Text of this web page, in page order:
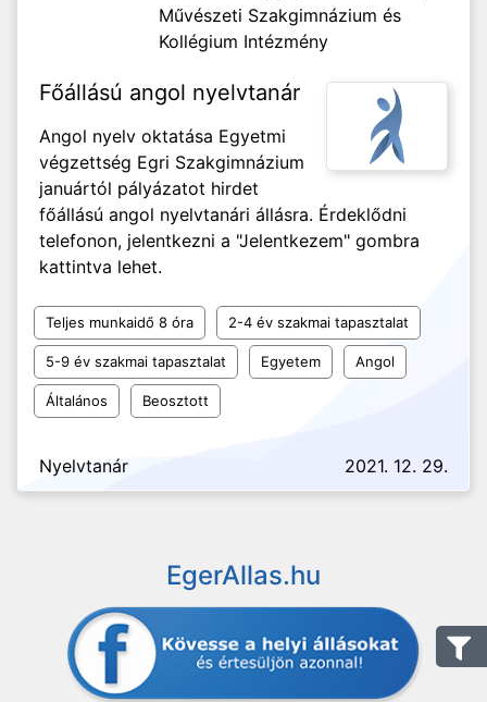
Művészeti Szakgimnázium és
Kollégium Intézmény
Főállású angol nyelvtanár
Angol nyelv oktatása Egyetmi
végzettség Egri Szakgimnázium
januártól pályázatot hirdet
főállású angol nyelvtanári állásra. Érdeklődni
telefonon, jelentkezni a "Jelentkezem" gombra
kattintva lehet.
Teljes munkaidő 8 óra 2-4 év szakmai tapasztalat
5-9 év szakmai tapasztalat Egyetem Angol
Általános Beosztott
Nyelvtanár 2021. 12. 29.
EgerAllas.hu